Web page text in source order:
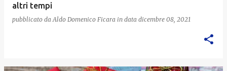
altri tempi
pubblicato da Aldo Domenico Ficara in data dicembre 08, 2021